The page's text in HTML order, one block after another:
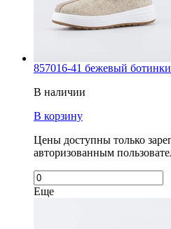
857016-41 бежевый
В наличии
В корзину
Цены доступны только
авторизованным
Еще